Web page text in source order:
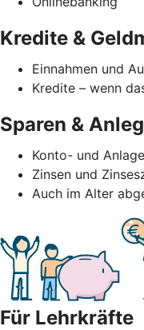
Kredite &
Einnahmen und
Kredite – wenn
Sparen &
Konto- und
Zinsen und
Auch im Alter
Für Lehrkräfte